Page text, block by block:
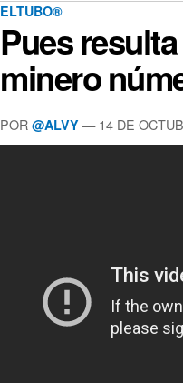
ELTUBO®
Pues
minero
POR @ALVY —14 DE